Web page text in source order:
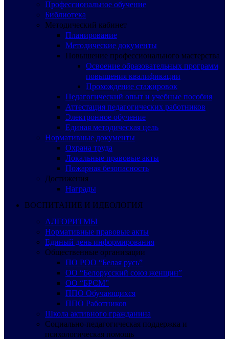
Профессиональное обучение
Библиотека
Методический кабинет
Планирование
Методические документы
Повышение профессионального мастерства
Освоение образовательных программ
повышения квалификации
Прохождение стажировок
Педагогический опыт и учебные пособия
Аттестация педагогических работников
Электронное обучение
Единая методическая цель
Нормативные документы
Охрана труда
Локальные правовые акты
Пожарная безопасность
Достижения
Награды
ВОСПИТАНИЕ И ИДЕОЛОГИЯ
АЛГОРИТМЫ
Нормативные правовые акты
Единый день информирования
Общественные организации
ПО РОО “Белая русь”
ОО “Белорусский союз женщин”
ОО “БРСМ”
ППО Обучающихся
ППО Работников
Школа активного гражданина
Социально-педагогическая поддержка и
психологическая помощь